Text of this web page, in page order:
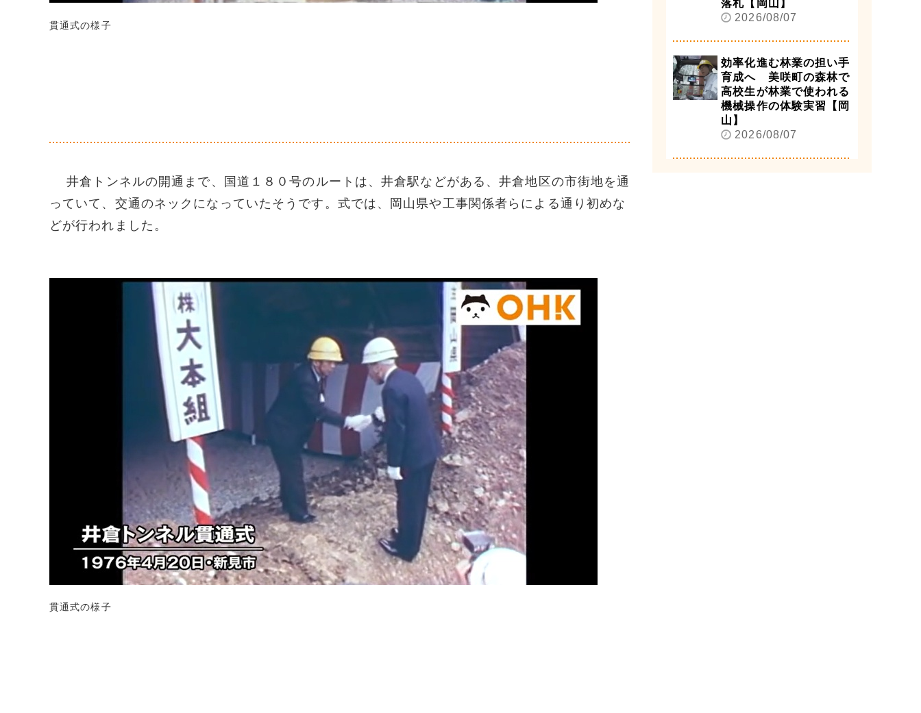
貫通式の様子
井倉トンネルの開通まで、国道１８０号のルートは、井倉駅などがある、井倉地区の市街地を通
っていて、交通のネックになっていたそうです。式では、岡山県や工事関係者らによる通り初めな
どが行われました。
貫通式の様子
落札【岡山】
2026/08/07
効率化進む林業の担い手
育成へ 美咲町の森林で
高校生が林業で使われる
機械操作の体験実習【岡
山】
2026/08/07